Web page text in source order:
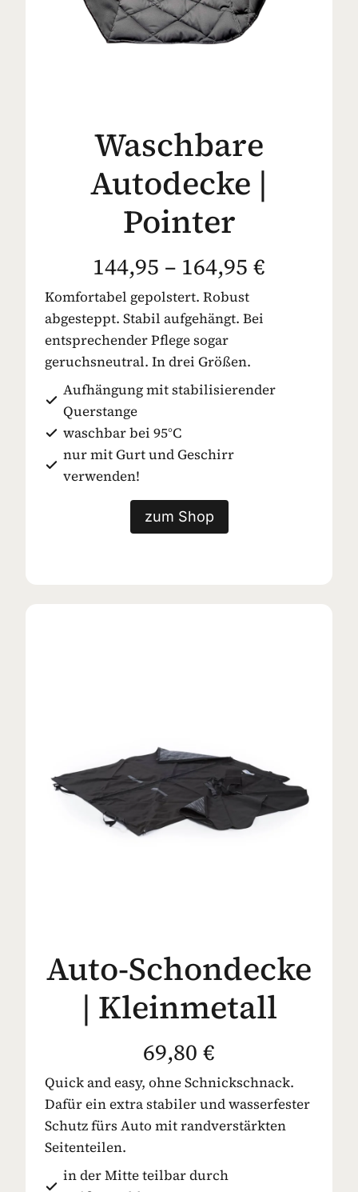
Waschbare
Autodecke |
Pointer
144,95 – 164,95 €
Komfortabel gepolstert. Robust
abgesteppt. Stabil aufgehängt. Bei
entsprechender Pflege sogar
geruchsneutral. In drei Größen.
Aufhängung mit stabilisierender
Querstange
waschbar bei 95°C
nur mit Gurt und Geschirr
verwenden!
zum Shop
Auto-Schondecke
| Kleinmetall
69,80 €
Quick and easy, ohne Schnickschnack.
Dafür ein extra stabiler und wasserfester
Schutz fürs Auto mit randverstärkten
Seitenteilen.
in der Mitte teilbar durch